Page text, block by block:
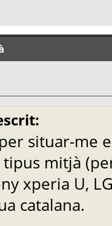
situar-me
mitjà
xperia U,
catalana.